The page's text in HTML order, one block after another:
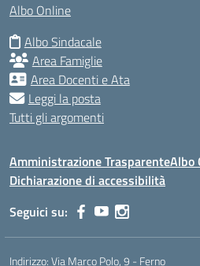
Albo Online
Albo Sindacale
Area Famiglie
Area Docenti e Ata
Leggi la posta
Tutti gli argomenti
Amministrazione TrasparenteAlbo
Dichiarazione di accessibilità
Seguici su:
Indirizzo:Via Marco Polo, 9 - Ferno